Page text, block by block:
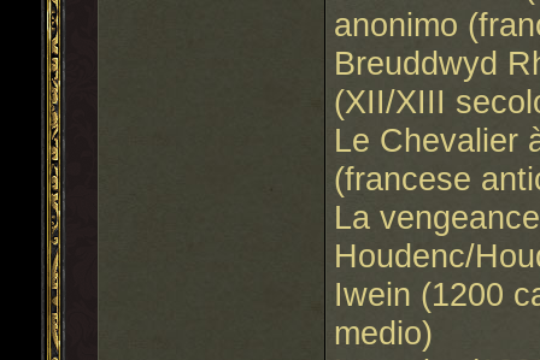
anonimo
Breuddwyd
(XII/XIII
Le Chevalier
(francese
La
Houdenc/
Iwein (1200
medio)